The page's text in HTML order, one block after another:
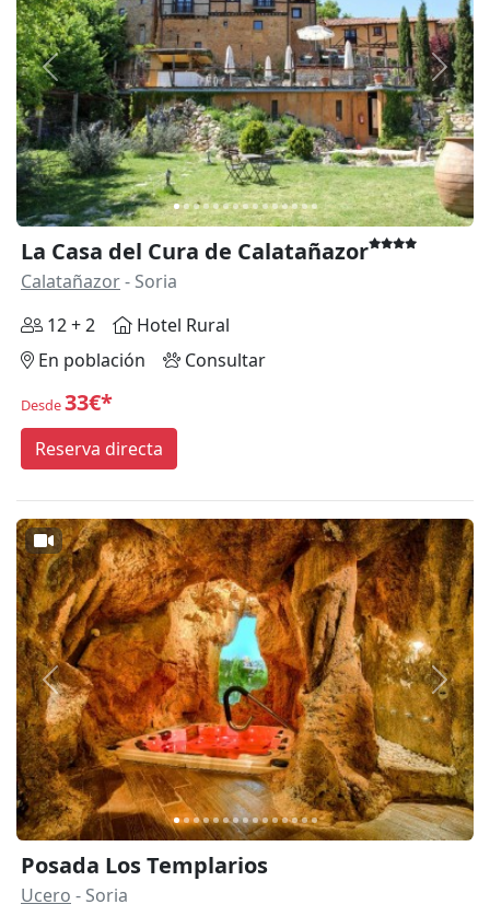
Anterior
La Casa del Cura de Calatañazor
Calatañazor- Soria
12 + 2
Hotel Rural
En población
Consultar
Desde33€*
Reserva directa
Anterior
Posada Los Templarios
Ucero - Soria